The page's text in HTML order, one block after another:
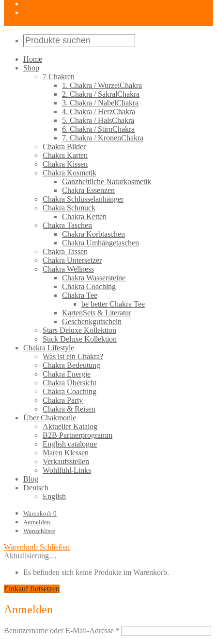
Home
Shop
7 Chakren
1. Chakra / WurzelChakra
2. Chakra / SakralChakra
3. Chakra / NabelChakra
4. Chakra / HerzChakra
5. Chakra / HalsChakra
6. Chakra / StirnChakra
7. Chakra / KronenChakra
Chakra Bilder
Chakra Karten
Chakra Kissen
Chakra Kosmetik
Ganzheitliche Naturkosmetik
Chakra Essenzen
Chakra Schlüsselanhänger
Chakra Schmuck
Chakra Ketten
Chakra Taschen
Chakra Korbtaschen
Chakra Umhängetaschen
Chakra Tassen
Chakra Untersetzer
Chakra Wellness
Chakra Wassersteine
Chakra Coaching
Chakra Tee
be better Chakra Tee
KartenSets & Literatur
Geschenkgutschein
Stars Deluxe Kollektion
Stick Deluxe Kollektion
Chakra Lifestyle
Was ist ein Chakra?
Chakra Bedeutung
Chakra Energie
Chakra Übersicht
Chakra Coaching
Chakra Party
Chakra & Reisen
Über Chakmonie
Aktueller Katalog
B2B Partnerprogramm
English catalogue
Maren Klessen
Verkaufsstellen
Wohlfühl-Links
Blog
Deutsch
English
Warenkorb 0
Anmelden
Wunschliste
Warenkorb Schließen
Aktualisierung…
Es befinden sich keine Produkte im Warenkorb.
Einkauf fortsetzen
Anmelden
Benutzername oder E-Mail-Adresse *